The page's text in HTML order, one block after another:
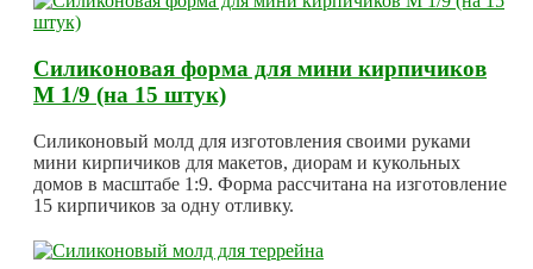
Силиконовая форма для мини кирпичиков
М 1/9 (на 15 штук)
Силиконовый молд для изготовления своими руками
мини кирпичиков для макетов, диорам и кукольных
домов в масштабе 1:9. Форма рассчитана на изготовление
15 кирпичиков за одну отливку.